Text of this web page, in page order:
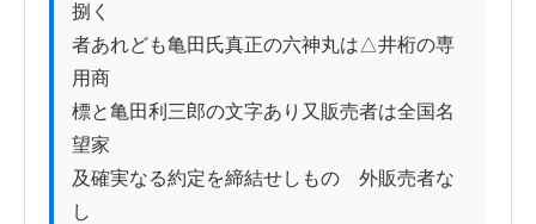
捌く
者あれども亀田氏真正の六神丸は△井桁の専
用商
標と亀田利三郎の文字あり又販売者は全国名
望家
及確実なる約定を締結せしものゝ外販売者な
し